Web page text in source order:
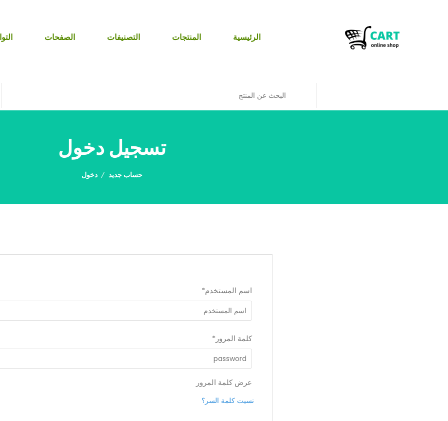
الرئيسية المنتجات التصنيفات الصفحات
تسجيل دخول
حساب جديد دخول
اسم المستخدم*
كلمة المرور*
عرض كلمة المرور
نسيت كلمة السر؟